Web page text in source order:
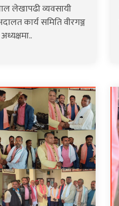
लेखापढी व्यवसायी
कार्य समिति वीरगञ्ज